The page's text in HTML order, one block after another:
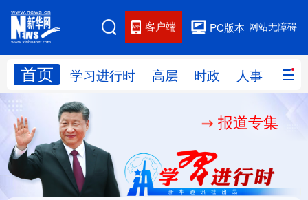
网站无障碍
PC版本
客户端
首页 学习进行时 高层 时政 人事 国际
网站地图
学习进行时 人事
国际 财经 网评
思客智库 全球连线 教育
报道专集